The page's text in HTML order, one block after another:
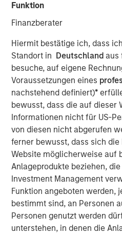
Funktion
Finanzberater
Hiermit bestätige ich, dass
Standort in Deutschland aus
besuche, auf eigene
Voraussetzungen eines
nachstehend definiert)*
bewusst, dass die auf dieser
Informationen nicht für US-
von diesen nicht abgerufen
ferner bewusst, dass sich
Website möglicherweise auf
Anlageprodukte beziehen,
Investment Management
Funktion angeboten werden,
bestimmt sind, an Personen
Personen genutzt werden
unterstehen, in denen die
As geopolitical tensions
more orderly, credit spreads
uncertainty. Watch our latest
video to explore how our
ongoing risks.
Broad Markets Fixed Income
Our team provides exposure
ideas in fixed income.
specialized teams, we use a
disciplined process that seeks
repeatable results.
Featured Products
Global Fixed Income